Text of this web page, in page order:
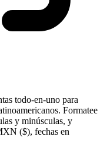
todo-en-uno para
Formatee
y minúsculas, y
($), fechas en